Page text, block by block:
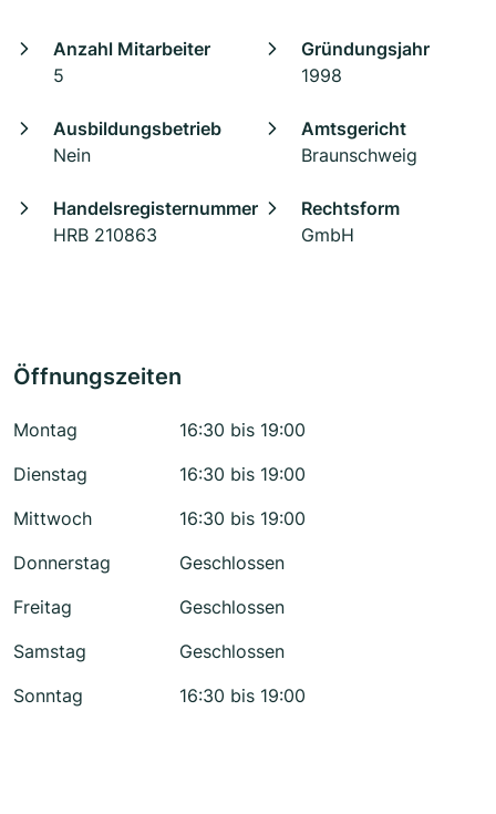
Anzahl Mitarbeiter
5
Gründungsjahr
1998
Ausbildungsbetrieb
Nein
Amtsgericht
Braunschweig
Handelsregisternummer
HRB 210863
Rechtsform
GmbH
Öffnungszeiten
Montag
16:30 bis 19:00
Dienstag
16:30 bis 19:00
Mittwoch
16:30 bis 19:00
Donnerstag
Geschlossen
Freitag
Geschlossen
Samstag
Geschlossen
Sonntag
16:30 bis 19:00